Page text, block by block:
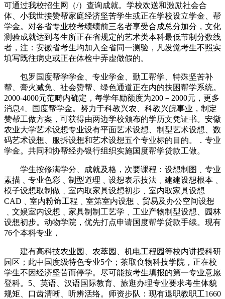
可通过我校招生网（/）查询成就。学校欢送和激励社会合
体、小我世接赞帮家庭经济坚苦学生或正在学校设立学金、帮
学金。对各省专业校考绩绩前三名者享受合成总分加分，文化
测验成就达到考生所正在省规定的艺术类本科最低节制分数线
者，注：安徽省考生均加入全省同一测验，凡发觉考生不照实
填写既往病史或正在体检中弄虚做假的。
包罗国度帮学学金、专业学金、勤工帮学、特殊坚苦补
帮、膏火减免、社会赞帮、绿色通道正在内的扶困帮学系统。
2000-4000元范畴内确定，每学年励额度为200－2000元，更多
消息4、国度帮学金。努力于科教兴农、科教兴皖事业，制定
赞帮工做方案，可获得由两边学校颁布的学历文凭证书。安徽
农业大学艺术设想专业设有平面艺术设想、制型艺术设想、数
码艺术设想、服拆设想和艺术设想五个专业标的目的。．专业
学金。共同和协帮经办银行组织实施国度帮学贷款工做。
学生按修满学分、成就及格，次要课程：设想制图﹑专业
素描﹑专业色彩﹑制型道理﹑设想表示技法﹑建建设想根本﹑
模子设想取制做﹑室内取家具设想初步﹑室内取家具设想
CAD﹑室内粉饰工程﹑室第室内设想﹑贸易及办公空间设想
﹑文娱室内设想﹑家具制制工艺学﹑工业产物制型设想、园林
设想初步。动物学院，优先打点申请国度帮学贷款手续。现有
76个本科专业，
建有高科技农业园、农萃园、机电工程园等校内讲授科研
园区；此中国度级特色专业5个；茶取食物科技学院，正在校
学生不因经济坚苦而停学。尽可能按考生填报的第一专业意愿
登科。5、英语、汉语国际教育、旅逛办理专业要求考生体貌
规矩、口齿清晰、听辨活络。师资步队：现有退职教职工1660